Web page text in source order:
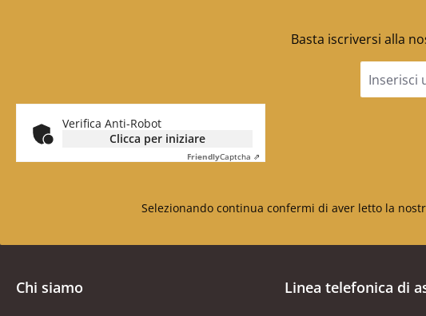
Basta iscriversi alla
e-
Verifica Anti-Robot
Clicca per iniziare
FriendlyCaptcha ⇗
Selezionando continua confermi di aver letto la
Chi siamo Linea telefonica di